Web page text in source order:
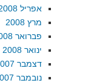
אפריל 2008
מרץ 2008
פברואר 2008
ינואר 2008
דצמבר 2007
נובמבר 2007